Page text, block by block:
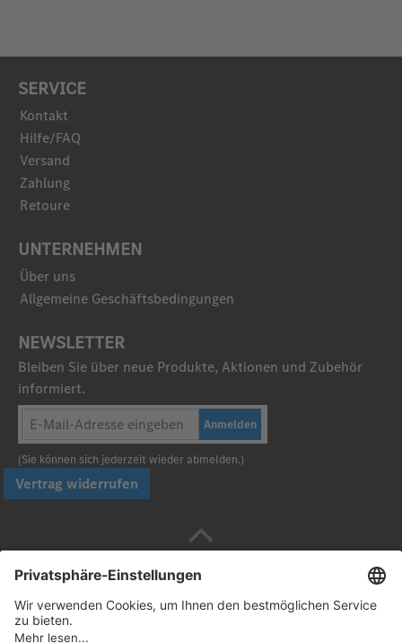
SERVICE
Kontakt
Hilfe/FAQ
Versand
Zahlung
Retoure
UNTERNEHMEN
Über uns
Allgemeine Geschäftsbedingungen
NEWSLETTER
Bleiben Sie über neue Produkte, Aktionen und Zubehör
informiert.
Anmelden
(Sie können sich jederzeit wieder abmelden.)
Vertrag widerrufen
Sicher bezahlen mit